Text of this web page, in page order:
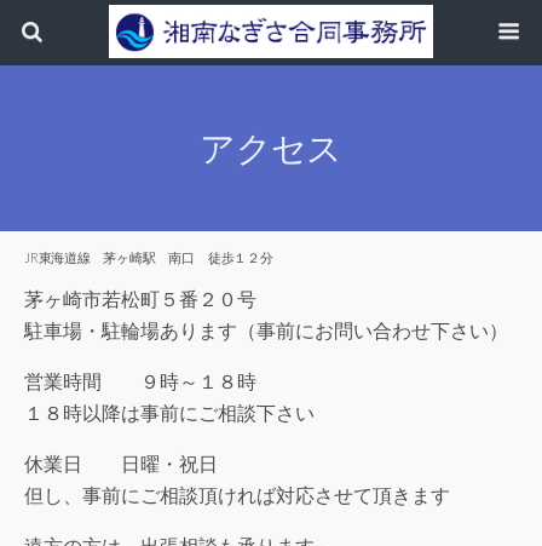
アクセス
JR東海道線 茅ヶ崎駅 南口 徒歩１２分
茅ヶ崎市若松町５番２０号
駐車場・駐輪場あります（事前にお問い合わせ下さい）
営業時間 ９時～１８時
１８時以降は事前にご相談下さい
休業日 日曜・祝日
但し、事前にご相談頂ければ対応させて頂きます